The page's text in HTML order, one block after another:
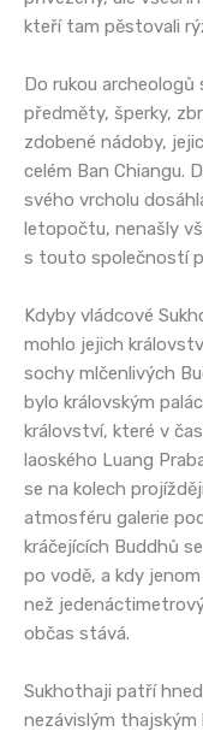
kteří tam pěstovali
Do rukou
předměty, šperky,
zdobené nádoby,
celém Ban Chiangu.
svého vrcholu
letopočtu, nenašly
s touto společností
Kdyby vládcové
mohlo jejich
sochy mlčenlivých
bylo královským
království, které v
laoského Luang
se na kolech
atmosféru galerie
kráčejících Buddhů
po vodě, a kdy
než
občas stává.
Sukhothaji patří
nezávislým thajským